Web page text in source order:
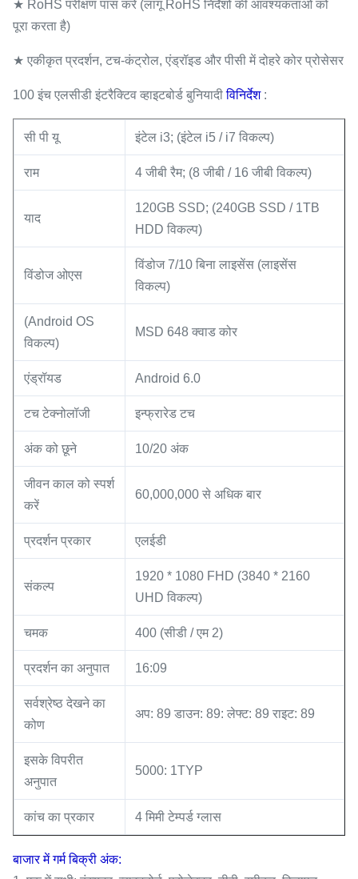
★ RoHS परीक्षण पास करें (लागू RoHS निर्देशों की आवश्यकताओं को
पूरा करता है)
★ एकीकृत प्रदर्शन, टच-कंट्रोल, एंड्रॉइड और पीसी में दोहरे कोर प्रोसेसर
100 इंच एलसीडी इंटरैक्टिव व्हाइटबोर्ड बुनियादीविनिर्देश:
सी पी यू इंटेल i3; (इंटेल i5 / i7 विकल्प)
राम 4 जीबी रैम; (8 जीबी / 16 जीबी विकल्प)
याद
120GB SSD; (240GB SSD / 1TB
HDD विकल्प)
विंडोज ओएस
विंडोज 7/10 बिना लाइसेंस (लाइसेंस
विकल्प)
(Android OS
विकल्प)
MSD 648 क्वाड कोर
एंड्रॉयड Android 6.0
टच टेक्नोलॉजी इन्फ्रारेड टच
अंक को छूने 10/20 अंक
जीवन काल को स्पर्श
करें
60,000,000 से अधिक बार
प्रदर्शन प्रकार एलईडी
संकल्प
1920 * 1080 FHD (3840 * 2160
UHD विकल्प)
चमक 400 (सीडी / एम 2)
प्रदर्शन का अनुपात 16:09
सर्वश्रेष्ठ देखने का
कोण
अप: 89 डाउन: 89: लेफ्ट: 89 राइट: 89
इसके विपरीत
अनुपात
5000: 1TYP
कांच का प्रकार 4 मिमी टेम्पर्ड ग्लास
बाजार में गर्म बिक्री अंक: